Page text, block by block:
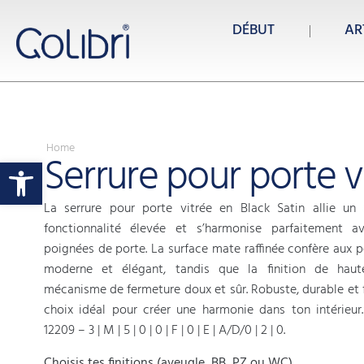
Ouvrir la barre d’outils
DÉBUT
Home
Serrure pour porte
La serrure pour porte vitrée en Black Satin allie un
fonctionnalité élevée et s’harmonise parfaitement
poignées de porte. La surface mate raffinée confère aux
moderne et élégant, tandis que la finition de
mécanisme de fermeture doux et sûr. Robuste, durable
choix idéal pour créer une harmonie dans ton
12209 – 3 | M | 5 | 0 | 0 | F | 0 | E | A/D/0 | 2 | 0.